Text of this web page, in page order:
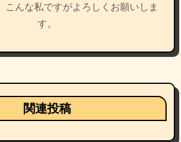
こんな私ですがよろしくお願いしま
す。
関連投稿